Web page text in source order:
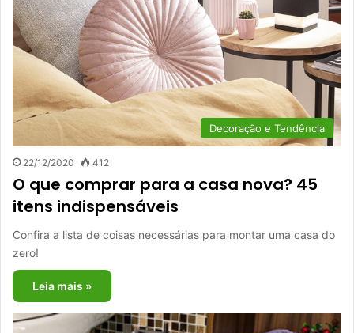
Decoração e Tendência
22/12/2020 412
O que comprar para a casa nova? 45
itens indispensáveis
Confira a lista de coisas necessárias para montar uma casa do
zero!
Leia mais »